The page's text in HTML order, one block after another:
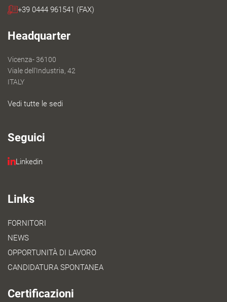
+39 0444 961541 (FAX)
Headquarter
Vicenza- 36100
Viale dell'Industria, 42
ITALY
Vedi tutte le sedi
Seguici
Linkedin
Links
FORNITORI
NEWS
OPPORTUNITÀ DI LAVORO
CANDIDATURA SPONTANEA
Certificazioni